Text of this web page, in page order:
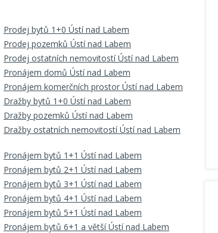
Prodej bytů 1+0 Ústí nad Labem
Prodej pozemků Ústí nad Labem
Prodej ostatních nemovitostí Ústí nad Labem
Pronájem domů Ústí nad Labem
Pronájem komerčních prostor Ústí nad Labem
Dražby bytů 1+0 Ústí nad Labem
Dražby pozemků Ústí nad Labem
Dražby ostatních nemovitostí Ústí nad Labem
Pronájem bytů 1+1 Ústí nad Labem
Pronájem bytů 2+1 Ústí nad Labem
Pronájem bytů 3+1 Ústí nad Labem
Pronájem bytů 4+1 Ústí nad Labem
Pronájem bytů 5+1 Ústí nad Labem
Pronájem bytů 6+1 a větší Ústí nad Labem